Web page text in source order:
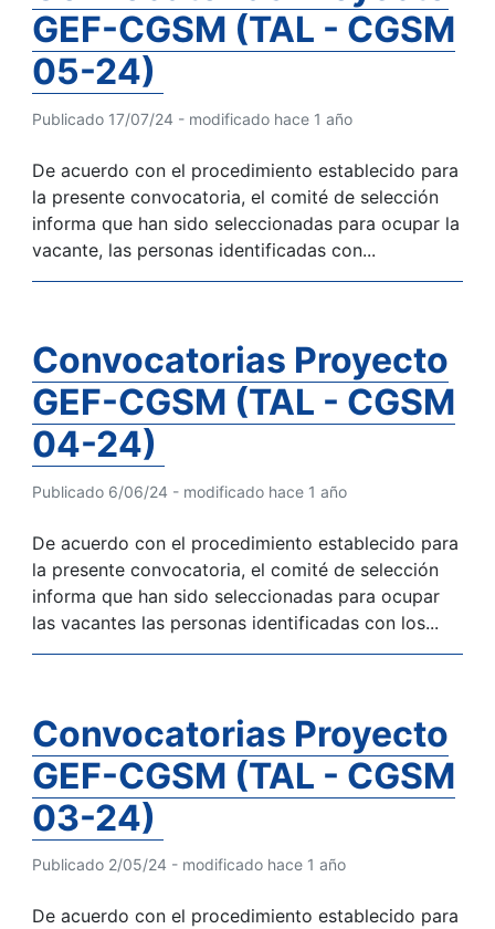
GEF-CGSM (TAL - CGSM
05-24)
Publicado 17/07/24 - modificado hace 1 año
De acuerdo con el procedimiento establecido para
la presente convocatoria, el comité de selección
informa que han sido seleccionadas para ocupar la
vacante, las personas identificadas con...
Convocatorias Proyecto
GEF-CGSM (TAL - CGSM
04-24)
Publicado 6/06/24 - modificado hace 1 año
De acuerdo con el procedimiento establecido para
la presente convocatoria, el comité de selección
informa que han sido seleccionadas para ocupar
las vacantes las personas identificadas con los...
Convocatorias Proyecto
GEF-CGSM (TAL - CGSM
03-24)
Publicado 2/05/24 - modificado hace 1 año
De acuerdo con el procedimiento establecido para